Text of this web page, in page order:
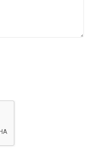
turn into links